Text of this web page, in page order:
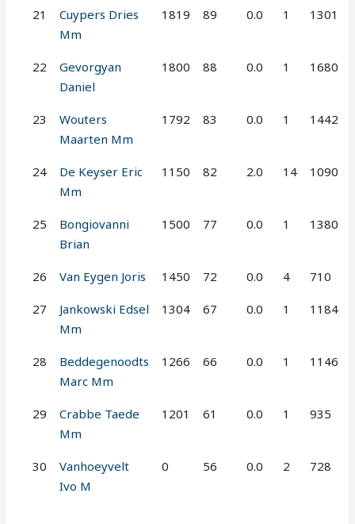
21
Cuypers Dries
Mm
1819 89 0.0 1 1301
22
Gevorgyan
Daniel
1800 88 0.0 1 1680
23
Wouters
Maarten Mm
1792 83 0.0 1 1442
24
De Keyser Eric
Mm
1150 82 2.0 14 1090
25
Bongiovanni
Brian
1500 77 0.0 1 1380
26 Van Eygen Joris 1450 72 0.0 4 710
27
Jankowski Edsel
Mm
1304 67 0.0 1 1184
28
Beddegenoodts
Marc Mm
1266 66 0.0 1 1146
29
Crabbe Taede
Mm
1201 61 0.0 1 935
30
Vanhoeyvelt
Ivo M
0 56 0.0 2 728